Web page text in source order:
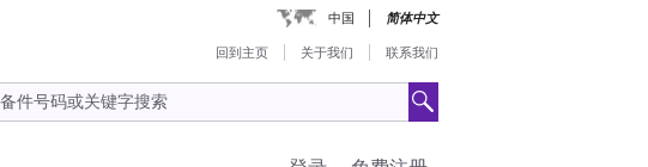
中国 简体中文
回到主页 关于我们 联系我们